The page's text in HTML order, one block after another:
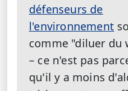
défenseurs de
l'environnement
comme "diluer du
– ce n'est pas
qu'il y a moins